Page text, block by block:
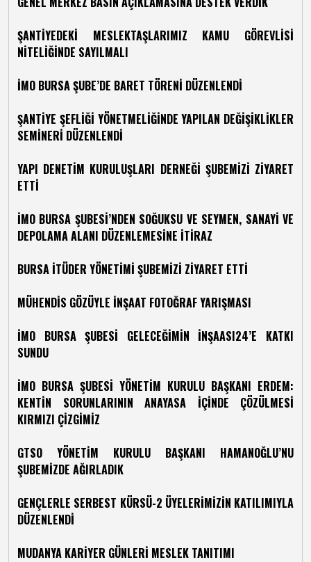
ŞANTİYEDEKİ MESLEKTAŞLARIMIZ KAMU GÖREVLİSİ
NİTELİĞİNDE SAYILMALI
İMO BURSA ŞUBE’DE BARET TÖRENİ DÜZENLENDİ
ŞANTİYE ŞEFLİĞİ YÖNETMELİĞİNDE YAPILAN DEĞİŞİKLİKLER
SEMİNERİ DÜZENLENDİ
YAPI DENETİM KURULUŞLARI DERNEĞİ ŞUBEMİZİ ZİYARET
ETTİ
İMO BURSA ŞUBESİ’NDEN SOĞUKSU VE SEYMEN, SANAYİ VE
DEPOLAMA ALANI DÜZENLEMESİNE İTİRAZ
BURSA İTÜDER YÖNETİMİ ŞUBEMİZİ ZİYARET ETTİ
MÜHENDİS GÖZÜYLE İNŞAAT FOTOĞRAF YARIŞMASI
İMO BURSA ŞUBESİ GELECEĞİMİN İNŞAASI24’E KATKI
SUNDU
İMO BURSA ŞUBESİ YÖNETİM KURULU BAŞKANI ERDEM:
KENTİN SORUNLARININ ANAYASA İÇİNDE ÇÖZÜLMESİ
KIRMIZI ÇİZGİMİZ
GTSO YÖNETİM KURULU BAŞKANI HAMANOĞLU’NU
ŞUBEMİZDE AĞIRLADIK
GENÇLERLE SERBEST KÜRSÜ-2 ÜYELERİMİZİN KATILIMIYLA
MUDANYA KARİYER GÜNLERİ MESLEK TANITIMI